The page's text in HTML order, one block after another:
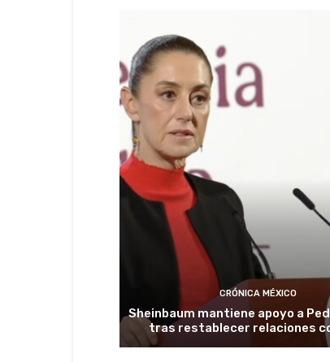
CRÓNICA MÉXICO
Sheinbaum mantiene apoyo a
tras restablecer relaciones